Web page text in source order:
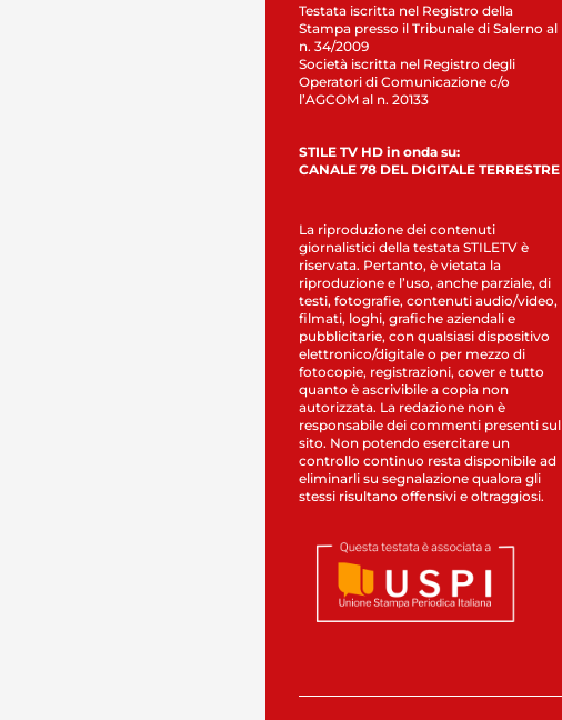
Testata iscritta nel Registro della
Stampa presso il Tribunale di Salerno al
n. 34/2009
Società iscritta nel Registro degli
Operatori di Comunicazione c/o
l’AGCOM al n. 20133
STILE TV HD in onda su:
CANALE 78 DEL DIGITALE TERRESTRE
La riproduzione dei contenuti
giornalistici della testata STILETV è
riservata. Pertanto, è vietata la
riproduzione e l’uso, anche parziale, di
testi, fotografie, contenuti audio/video,
filmati, loghi, grafiche aziendali e
pubblicitarie, con qualsiasi dispositivo
elettronico/digitale o per mezzo di
fotocopie, registrazioni, cover e tutto
quanto è ascrivibile a copia non
autorizzata. La redazione non è
responsabile dei commenti presenti sul
sito. Non potendo esercitare un
controllo continuo resta disponibile ad
eliminarli su segnalazione qualora gli
stessi risultano offensivi e oltraggiosi.